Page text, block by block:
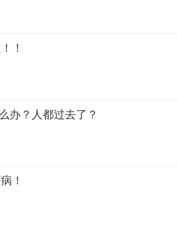
！
办？人都过去了？
！